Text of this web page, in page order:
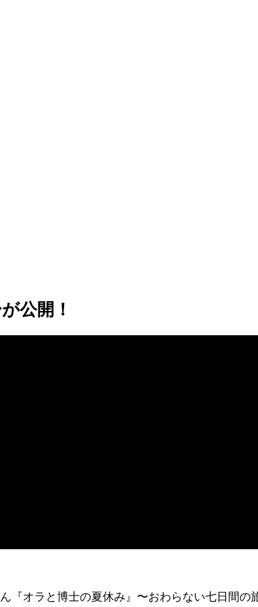
公開！
『オラと博士の夏休み』〜おわらない七日間の